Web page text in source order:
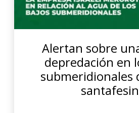
Alertan sobre
depredación en
submeridionales